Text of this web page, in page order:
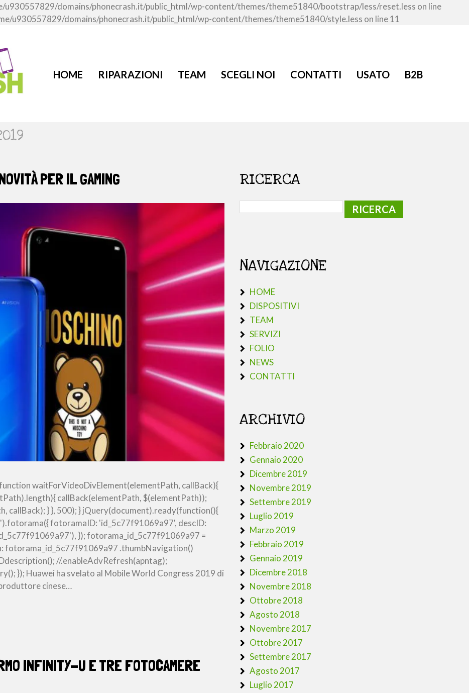
u930557829/domains/phonecrash.it/public_html/wp-content/themes/theme51840/bootstrap/less/reset.less on line
u930557829/domains/phonecrash.it/public_html/wp-content/themes/theme51840/style.less on line 11
HOME RIPARAZIONI TEAM SCEGLI NOI CONTATTI USATO B2B
PER IL GAMING
waitForVideoDivElement(elementPath, callBack){
callBack(elementPath, $(elementPath));
callBack); } }, 500); } jQuery(document).ready(function(){
fotoramaID: 'id_5c77f91069a97', descID:
}); fotorama_id_5c77f91069a97 =
.thumbNavigation()
//.enableAdvRefresh(apntag);
}); Huawei ha svelato al Mobile World Congress 2019 di
cinese…
INFINITY-U E TRE FOTOCAMERE
RICERCA
NAVIGAZIONE
HOME
DISPOSITIVI
TEAM
SERVIZI
FOLIO
NEWS
CONTATTI
ARCHIVIO
Febbraio 2020
Gennaio 2020
Dicembre 2019
Novembre 2019
Settembre 2019
Luglio 2019
Marzo 2019
Febbraio 2019
Gennaio 2019
Dicembre 2018
Novembre 2018
Ottobre 2018
Agosto 2018
Novembre 2017
Ottobre 2017
Settembre 2017
Agosto 2017
Luglio 2017